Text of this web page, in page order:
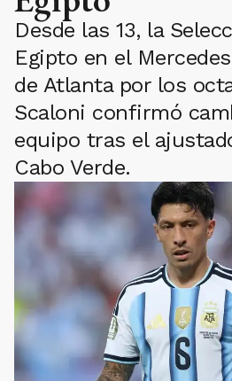
Desde las 13, la
Egipto en el
de Atlanta por los
Scaloni confirmó
equipo tras el
Cabo Verde.